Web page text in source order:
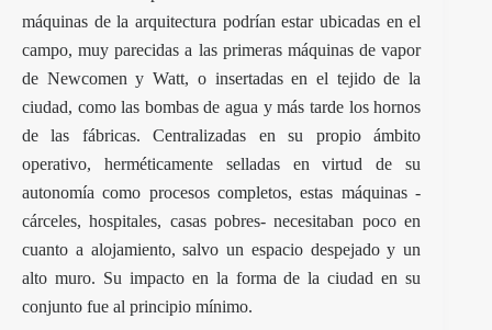
máquinas de la arquitectura podrían estar ubicadas en el
campo, muy parecidas a las primeras máquinas de vapor
de Newcomen y Watt, o insertadas en el tejido de la
ciudad, como las bombas de agua y más tarde los hornos
de las fábricas. Centralizadas en su propio ámbito
operativo, herméticamente selladas en virtud de su
autonomía como procesos completos, estas máquinas -
cárceles, hospitales, casas pobres- necesitaban poco en
cuanto a alojamiento, salvo un espacio despejado y un
alto muro. Su impacto en la forma de la ciudad en su
conjunto fue al principio mínimo.